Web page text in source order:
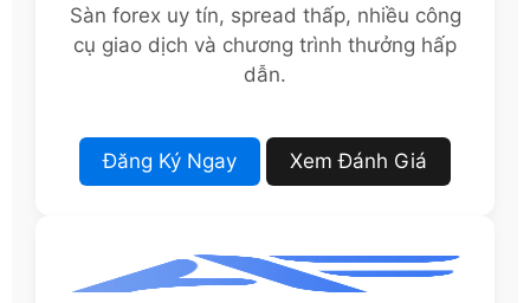
Sàn forex uy tín, spread thấp, nhiều công
cụ giao dịch và chương trình thưởng hấp
dẫn.
Đăng Ký Ngay Xem Đánh Giá